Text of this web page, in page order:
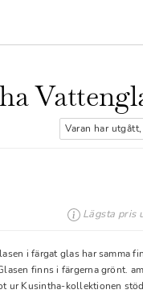
Varan har
Lägsta pris
i färgat glas har samma
finns i färgerna grönt.
ur Kusintha-kollektionen